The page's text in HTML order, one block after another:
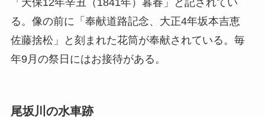
る。像の前に「奉献道路記念、大正4年坂本吉恵
佐藤捨松」と刻まれた花筒が奉献されている。毎
年9月の祭日にはお接待がある。
尾坂川の水車跡